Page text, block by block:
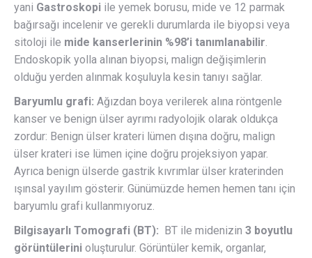
yani Gastroskopi ile yemek borusu, mide ve 12 parmak
bağırsağı incelenir ve gerekli durumlarda ile biyopsi veya
sitoloji ile mide kanserlerinin %98’i tanımlanabilir.
Endoskopik yolla alınan biyopsi, malign değişimlerin
olduğu yerden alınmak koşuluyla kesin tanıyı sağlar.
Baryumlu grafi: Ağızdan boya verilerek alına röntgenle
kanser ve benign ülser ayrımı radyolojik olarak oldukça
zordur: Benign ülser krateri lümen dışına doğru, malign
ülser krateri ise lümen içine doğru projeksiyon yapar.
Ayrıca benign ülserde gastrik kıvrımlar ülser kraterinden
ışınsal yayılım gösterir. Günümüzde hemen hemen tanı için
baryumlu grafi kullanmıyoruz.
Bilgisayarlı Tomografi (BT): BT ile midenizin 3 boyutlu
görüntülerini oluşturulur. Görüntüler kemik, organlar,